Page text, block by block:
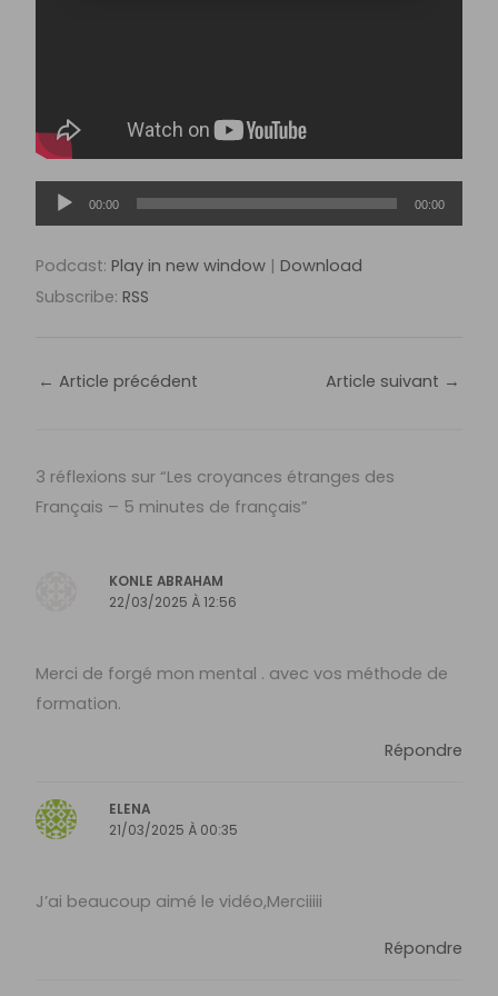
Lecteur
audio
00:00 00:00
Podcast:Play in new window |Download
Subscribe:RSS
← Article précédent Article suivant →
3 réflexions sur “Les croyances étranges des
Français – 5 minutes de français”
KONLE ABRAHAM
22/03/2025 À 12:56
Merci de forgé mon mental . avec vos méthode de
formation.
Répondre
ELENA
21/03/2025 À 00:35
J’ai beaucoup aimé le vidéo,Merciiiii
Répondre